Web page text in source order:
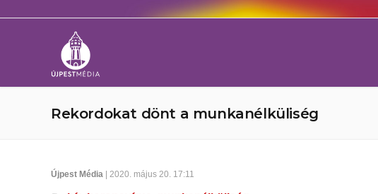
Rekordokat dönt a munkanélküliség
Újpest Média | 2020. május 20. 17:11